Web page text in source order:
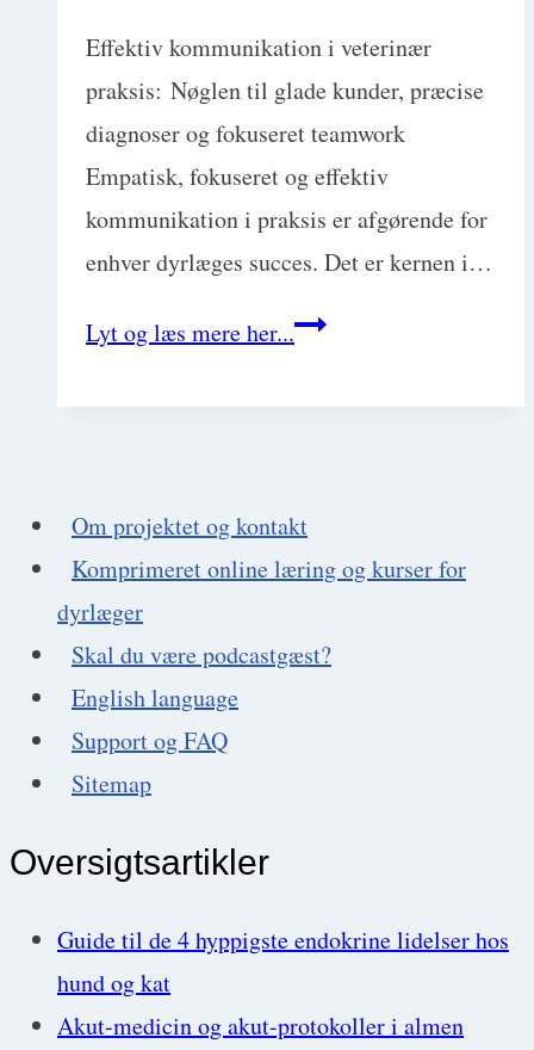
Effektiv kommunikation i veterinær
praksis: Nøglen til glade kunder, præcise
diagnoser og fokuseret teamwork
Empatisk, fokuseret og effektiv
kommunikation i praksis er afgørende for
enhver dyrlæges succes. Det er kernen i…
Lyt og læs mere her...Effektiv
i
Nøglen
til
kunder,
Om projektet og kontakt
Komprimeret online læring og kurser for
dyrlæger
Skal du være podcastgæst?
English language
Support og FAQ
Sitemap
Oversigtsartikler
Guide til de 4 hyppigste endokrine lidelser hos
hund og kat
Akut-medicin og akut-protokoller i almen